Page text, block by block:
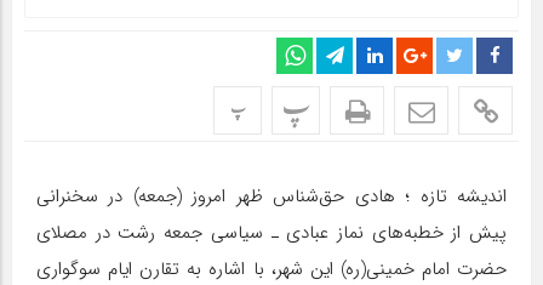
پ پ
اندیشه تازه ؛ هادی حق‌شناس ظهر امروز (جمعه) در سخنرانی
پیش از خطبه‌های نماز عبادی ـ سیاسی جمعه رشت در مصلای
حضرت امام خمینی(ره) این شهر، با اشاره به تقارن ایام سوگواری